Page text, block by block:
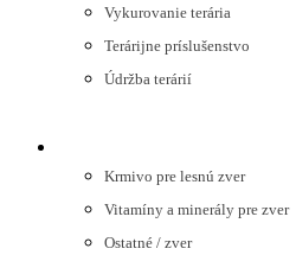
Vykurovanie terária
Terárijne príslušenstvo
Údržba terárií
Krmivo pre lesnú zver
Vitamíny a minerály pre zver
Ostatné / zver